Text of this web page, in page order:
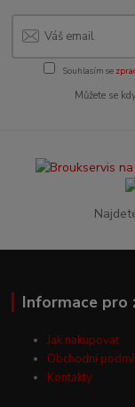
Souhlasím se
Můžete se
Informace pro
Jak nakupovat
Obchodní
Kontakty